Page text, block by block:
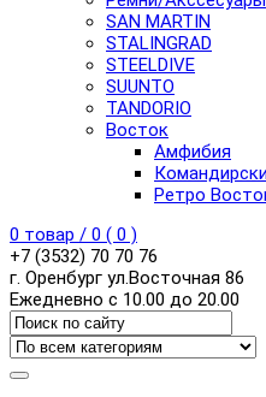
SAN MARTIN
STALINGRAD
STEELDIVE
SUUNTO
TANDORIO
Восток
Амфибия
Ретро
0 товар / 0 ( 0 )
+7 (3532) 70 70 76
г. Оренбург ул.Восточная 86
Ежедневно с 10.00 до 20.00